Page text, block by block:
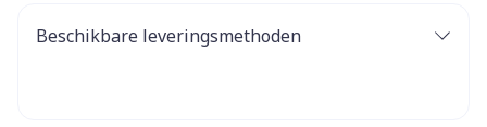
Beschikbare leveringsmethoden